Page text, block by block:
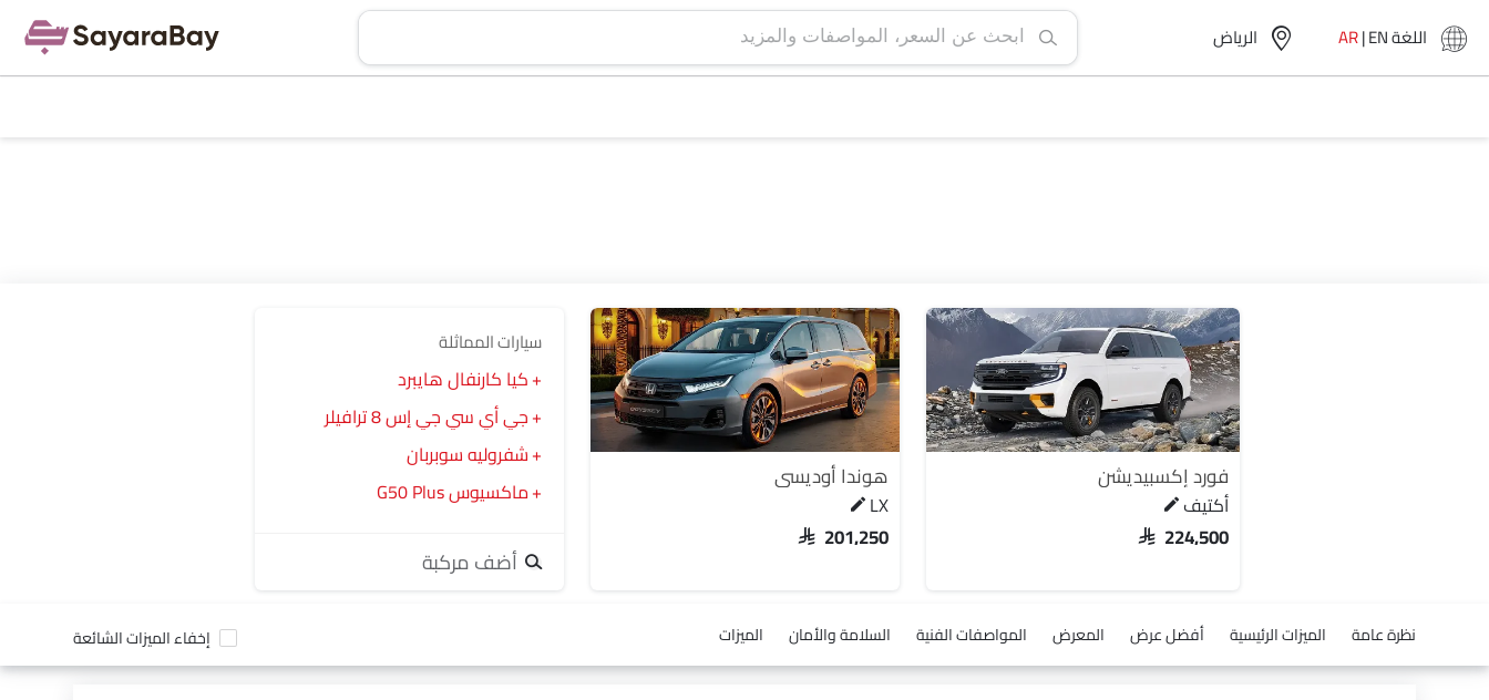
الرياض‎ اللغةEN
|
AR
فورد إكسبيديشن
أكتيف
SAR 224,500
هوندا أوديسي
LX
SAR 201,250
سيارات المماثلة
كيا كارنفال هايبرد
جي أي سي جي إس 8 ترافيلر
شفروليه سوبربان
ماكسيوس G50 Plus
أضف مركبة
نظرة عامة الميزات الرئيسية أفضل عرض المعرض المواصفات الفنية السلامة والأمان الميزات إخفاء الميزات الشائعة